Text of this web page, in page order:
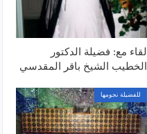
لقاء مع: فضيلة الدكتور
الخطيب الشيخ باقر المقدسي
للفضيلة نجومها